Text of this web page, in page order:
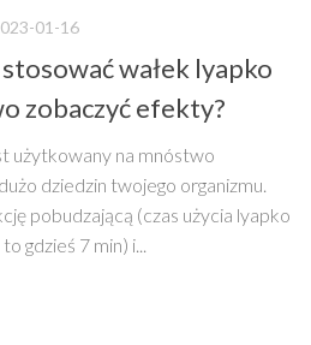
01-16
wałek lyapko
zobaczyć efekty?
użytkowany na mnóstwo
dziedzin twojego organizmu.
pobudzającą (czas użycia lyapko
gdzieś 7 min) i...